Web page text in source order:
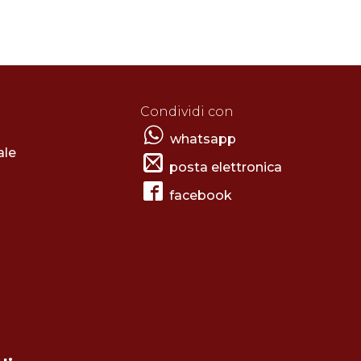
Condividi con
whatsapp
posta elettronica
facebook